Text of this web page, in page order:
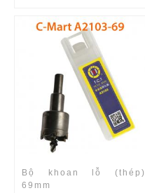
Bộ khoan lỗ (thép)
69mm